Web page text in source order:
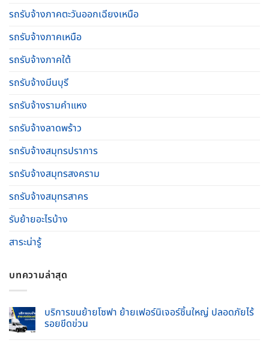
รถรับจ้างภาคตะวันออกเฉียงเหนือ
รถรับจ้างภาคเหนือ
รถรับจ้างภาคใต้
รถรับจ้างมีนบุรี
รถรับจ้างรามคําแหง
รถรับจ้างลาดพร้าว
รถรับจ้างสมุทรปราการ
รถรับจ้างสมุทรสงคราม
รถรับจ้างสมุทรสาคร
รับย้ายอะไรบ้าง
สาระน่ารู้
บทความล่าสุด
บริการขนย้ายโซฟา ย้ายเฟอร์นิเจอร์ชิ้นใหญ่ ปลอดภัยไร้
รอยขีดข่วน